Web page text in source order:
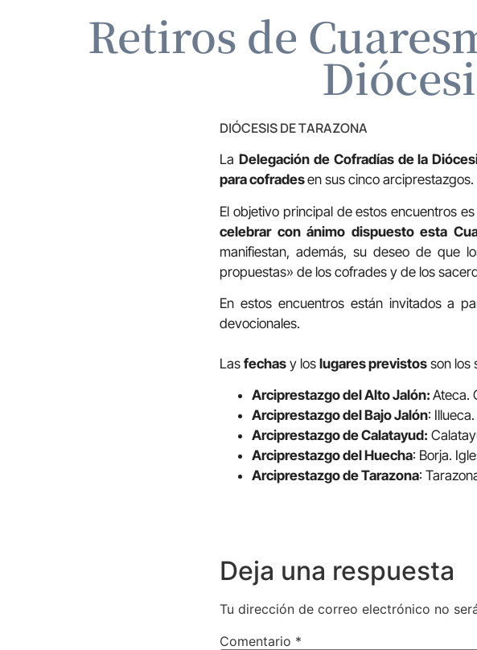
Retiros de
DIÓCESIS DE TARAZONA
La Delegación de Cofradías de la
para cofradesen sus cinco arciprestazgos.
El objetivo principal de estos encuentros
celebrar con ánimo dispuesto esta
manifiestan, además, su deseo de que
propuestas» de los cofrades y de los
En estos encuentros están invitados a
devocionales.
Las fechas y los lugares previstos son los
Arciprestazgo del Alto Jalón: Ateca.
Arciprestazgo del Bajo Jalón:
Arciprestazgo de Calatayud:
Arciprestazgo del Huecha: Borja.
Arciprestazgo de Tarazona:
Deja una respuesta
Tu dirección de correo electrónico no
Comentario *